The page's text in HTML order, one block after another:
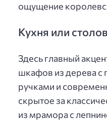
ощущение
Кухня или
Здесь главный
шкафов из дерева
ручками и
скрытое за
из мрамора с